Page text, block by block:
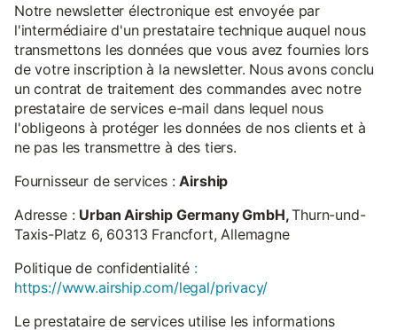
Notre newsletter électronique est envoyée par
l'intermédiaire d'un prestataire technique auquel nous
transmettons les données que vous avez fournies lors
de votre inscription à la newsletter. Nous avons conclu
un contrat de traitement des commandes avec notre
prestataire de services e-mail dans lequel nous
l'obligeons à protéger les données de nos clients et à
ne pas les transmettre à des tiers.
Fournisseur de services :Airship
Adresse : Urban Airship Germany GmbH,Thurn-und-
Taxis-Platz 6, 60313 Francfort, Allemagne
Politique de confidentialité :
https://www.airship.com/legal/privacy/
Le prestataire de services utilise les informations